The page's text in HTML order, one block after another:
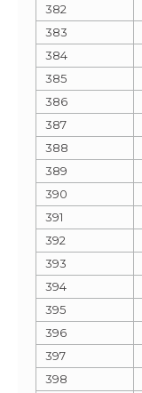
382
383
384
385
386
387
388
389
390
391
392
393
394
395
396
397
398